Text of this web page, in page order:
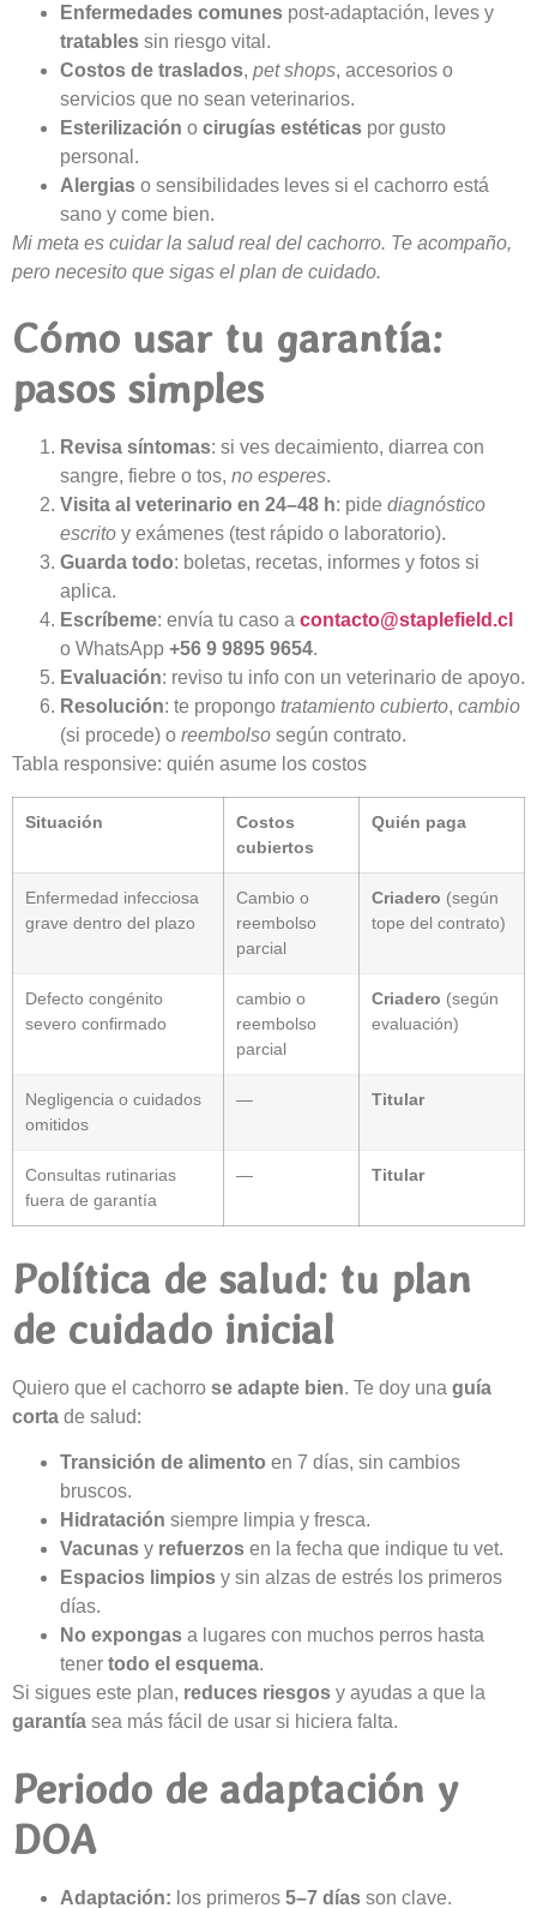
Enfermedades comunes post-adaptación, leves y
tratables sin riesgo vital.
Costos de traslados, pet shops, accesorios o
servicios que no sean veterinarios.
Esterilización o cirugías estéticas por gusto
personal.
Alergias o sensibilidades leves si el cachorro está
sano y come bien.
Mi meta es cuidar la salud real del cachorro. Te acompaño,
pero necesito que sigas el plan de cuidado.
Cómo usar tu garantía:
pasos simples
Revisa síntomas: si ves decaimiento, diarrea con
sangre, fiebre o tos, no esperes.
Visita al veterinario en 24–48 h: pide diagnóstico
escrito y exámenes (test rápido o laboratorio).
Guarda todo: boletas, recetas, informes y fotos si
aplica.
Escríbeme: envía tu caso a contacto@staplefield.cl
o WhatsApp +56 9 9895 9654.
Evaluación: reviso tu info con un veterinario de apoyo.
Resolución: te propongo tratamiento cubierto, cambio
(si procede) o reembolso según contrato.
Tabla responsive: quién asume los costos
Situación
Costos
cubiertos
Quién paga
Enfermedad infecciosa
grave dentro del plazo
Cambio o
reembolso
parcial
Criadero (según
tope del contrato)
Defecto congénito
severo confirmado
cambio o
reembolso
parcial
Criadero (según
evaluación)
Negligencia o cuidados
omitidos
— Titular
Consultas rutinarias
fuera de garantía
— Titular
Política de salud: tu plan
de cuidado inicial
Quiero que el cachorro se adapte bien. Te doy una guía
corta de salud:
Transición de alimento en 7 días, sin cambios
bruscos.
Hidratación siempre limpia y fresca.
Vacunas y refuerzos en la fecha que indique tu vet.
Espacios limpios y sin alzas de estrés los primeros
días.
No expongas a lugares con muchos perros hasta
tener todo el esquema.
Si sigues este plan, reduces riesgos y ayudas a que la
garantía sea más fácil de usar si hiciera falta.
Periodo de adaptación y
DOA
Adaptación: los primeros 5–7 días son clave.